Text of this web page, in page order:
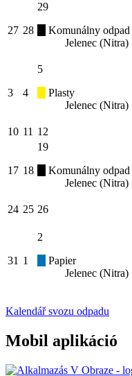
27 28
29
Komunálny odpad
Jelenec (Nitra)
3 4
5
Plasty
Jelenec (Nitra)
10 11 12
17 18
19
Komunálny odpad
Jelenec (Nitra)
24 25 26
31 1
2
Papier
Jelenec (Nitra)
Kalendář svozu odpadu
Mobil aplikáció